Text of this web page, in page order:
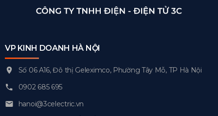
VP KINH DOANH HÀ NỘI
Số 06 A16, Đô thị Geleximco, Phường Tây Mỗ, TP Hà Nội
0902 685 695
hanoi@3celectric.vn